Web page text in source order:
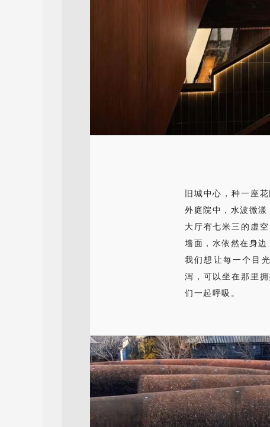
旧城中心，种一座
外庭院中，水波微漾
大厅有七米三的虚
墙面，水依然在身边
我们想让每一个目
泻，可以坐在那里
们一起呼吸。